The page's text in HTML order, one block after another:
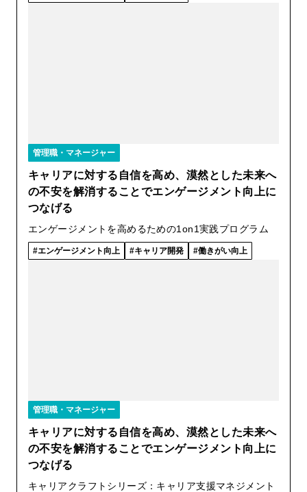
管理職・マネージャー
キャリアに対する自信を高め、漠然とした未来へ
の不安を解消することでエンゲージメント向上に
つなげる
エンゲージメントを高めるための1on1実践プログラム
エンゲージメント向上 キャリア開発 働きがい向上
管理職・マネージャー
キャリアに対する自信を高め、漠然とした未来へ
の不安を解消することでエンゲージメント向上に
つなげる
キャリアクラフトシリーズ：キャリア支援マネジメント